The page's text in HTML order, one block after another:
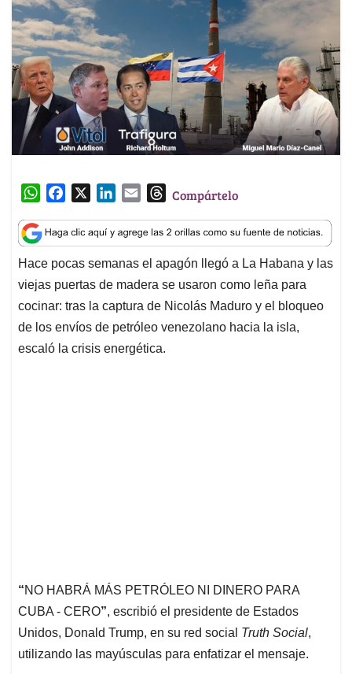
W
a
t
s
A
p
p
c
e
b
o
o
k
n
k
e
d
I
n
a
i
l
T
r
e
a
d
s
Compártelo
Hace pocas semanas el apagón llegó a La Habana y las
viejas puertas de madera se usaron como leña para
cocinar: tras la captura de Nicolás Maduro y el bloqueo
de los envíos de petróleo venezolano hacia la isla,
escaló la crisis energética.
“NO HABRÁ MÁS PETRÓLEO NI DINERO PARA
CUBA - CERO”, escribió el presidente de Estados
Unidos, Donald Trump, en su red social Truth Social,
utilizando las mayúsculas para enfatizar el mensaje.